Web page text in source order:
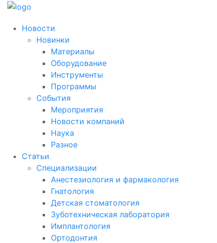
Новости
Новинки
Материалы
Оборудование
Инструменты
Программы
События
Мероприятия
Новости компаний
Наука
Разное
Статьи
Специализации
Анестезиология и фармакология
Гнатология
Детская стоматология
Зуботехническая лаборатория
Имплантология
Ортодонтия